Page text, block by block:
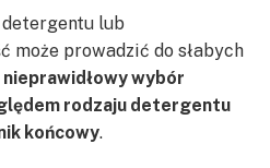
lub
może prowadzić do słabych
nieprawidłowy wybór
rodzaju detergentu
końcowy.